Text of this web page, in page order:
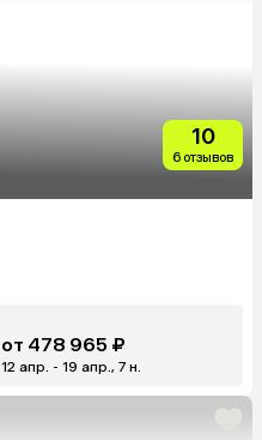
10
6 отзывов
от 478 965 ₽
12 апр. - 19 апр., 7 н.